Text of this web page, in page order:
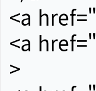
<a href="
<a href="
>